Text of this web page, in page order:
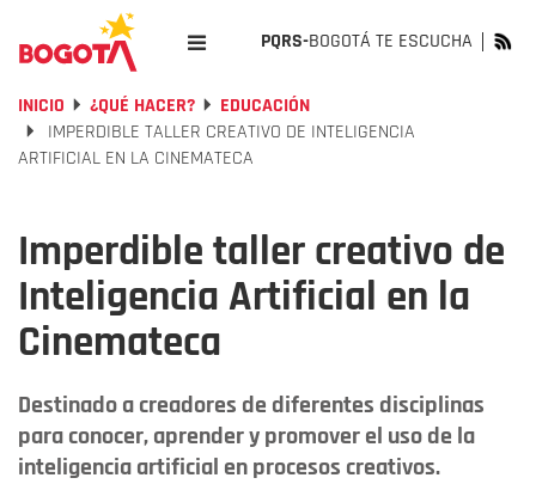
PQRS-BOGOTÁ TE ESCUCHA
INICIO ¿QUÉ HACER?
EDUCACIÓN
IMPERDIBLE TALLER CREATIVO DE INTELIGENCIA
ARTIFICIAL EN LA CINEMATECA
Imperdible taller creativo de
Inteligencia Artificial en la
Cinemateca
Destinado a creadores de diferentes disciplinas
para conocer, aprender y promover el uso de la
inteligencia artificial en procesos creativos.